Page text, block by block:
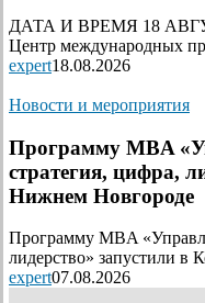
ДАТА И ВРЕМЯ 18
Центр международных
expert18.08.2026
Новости и мероприятия
Программу MBA
стратегия, цифра,
Нижнем Новгороде
Программу MBA
лидерство» запустили в
expert07.08.2026